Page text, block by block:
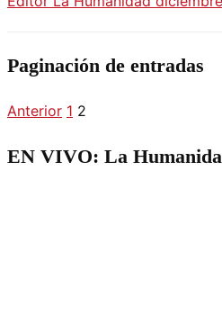
Paginación de entradas
Anterior 1 2
EN VIVO: La